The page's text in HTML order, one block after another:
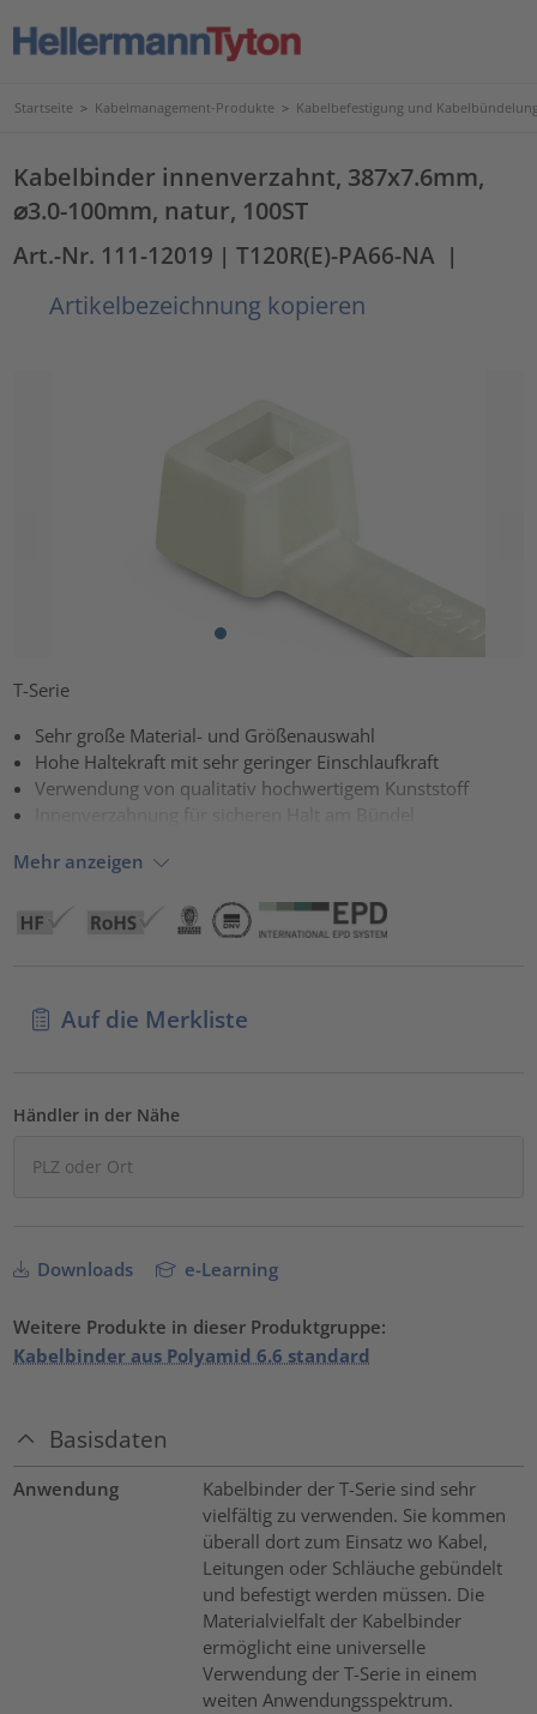
Startseite > Kabelmanagement-Produkte > Kabelbefestigung und
Kabelbinder innenverzahnt, 387x7.6mm,
⌀3.0-100mm, natur, 100ST
Art.-Nr. 111-12019 | T120R(E)-PA66-NA |
Artikelbezeichnung kopieren
T-Serie
Sehr große Material- und Größenauswahl
Hohe Haltekraft mit sehr geringer Einschlaufkraft
Verwendung von qualitativ hochwertigem Kunststoff
Innenverzahnung für sicheren Halt am Bündel
Mehr anzeigen
Auf die Merkliste
Händler in der Nähe
Downloads e-Learning
Weitere Produkte in dieser Produktgruppe:
Kabelbinder aus Polyamid 6.6 standard
Basisdaten
Anwendung
Kabelbinder der T-Serie sind sehr
vielfältig zu verwenden. Sie kommen
überall dort zum Einsatz wo Kabel,
Leitungen oder Schläuche gebündelt
und befestigt werden müssen. Die
Materialvielfalt der Kabelbinder
ermöglicht eine universelle
Verwendung der T-Serie in einem
weiten Anwendungsspektrum.